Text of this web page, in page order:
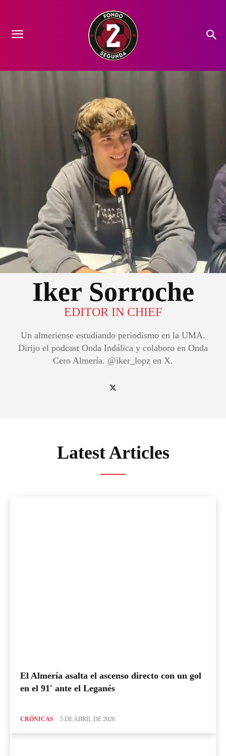
Iker Sorroche
EDITOR IN CHIEF
Un almeriense estudiando periodismo en la UMA.
Dirijo el podcast Onda Indálica y colaboro en Onda
Cero Almería. @iker_lopz en X.
Latest Articles
El Almería asalta el ascenso directo con un gol
en el 91′ ante el Leganés
CRÓNICAS 5 DE ABRIL DE 2026